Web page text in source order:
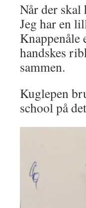
Når der skal
Jeg har en
Knappenåle
handskes
sammen.
Kuglepen
school på